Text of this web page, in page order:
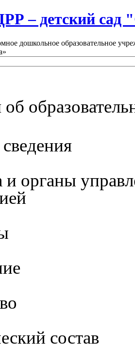
– детский
дошкольное образовательное
и органы
состав